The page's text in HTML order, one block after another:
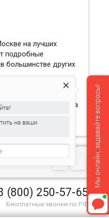
на лучших
подробные
большинстве других
по моделям авто.
сегодня, то уже на
(800) 250-57-65
Бесплатные звонки по РФ
Мы онлайн, задавайте вопросы!
на ваши